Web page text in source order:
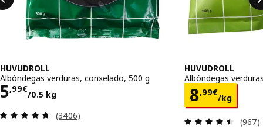
HUVUDROLL
Albóndegas verduras, conxelado, 500 g
5,99€
/0.5 kg
Prezo 5,99€/0.5 kg
Revisión: 4.7 fóra de 5 estrelas. Recensións
(3406)
HUVUDROLL
Albóndegas
8,99€
/kg
Prezo
(967)